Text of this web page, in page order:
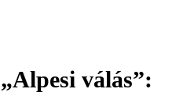
„Alpesi válás”: